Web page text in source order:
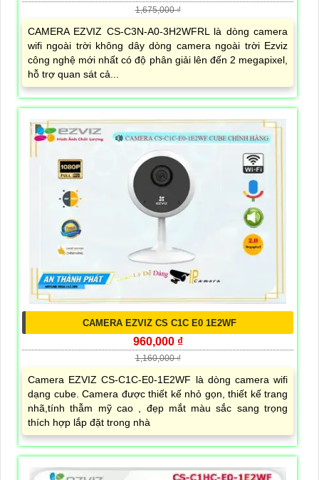
1,675,000 ₫
CAMERA EZVIZ CS-C3N-A0-3H2WFRL là dòng camera
wifi ngoài trời không dây dòng camera ngoài trời Ezviz
công nghệ mới nhất có độ phân giải lên đến 2 megapixel,
hỗ trợ quan sát cả...
CAMERA EZVIZ CS C1C E0 1E2WF
960,000 ₫
1,160,000 ₫
Camera EZVIZ CS-C1C-E0-1E2WF là dòng camera wifi
dạng cube. Camera được thiết kế nhỏ gọn, thiết kế trang
nhã,tính thẫm mỹ cao , đẹp mắt màu sắc sang trọng
thích hợp lắp đặt trong nhà